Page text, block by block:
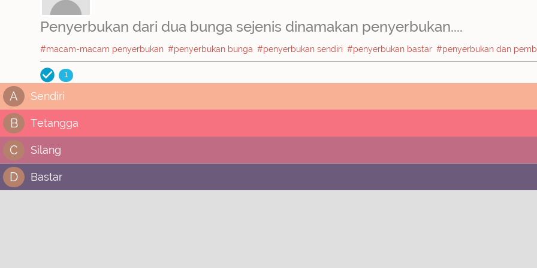
Penyerbukan dari dua bunga sejenis dinamakan penyerbukan....
#macam-macam penyerbukan #penyerbukan bunga #penyerbukan sendiri #penyerbukan bastar #penyerbukan dan
1
A Sendiri
B Tetangga
C Silang
D Bastar